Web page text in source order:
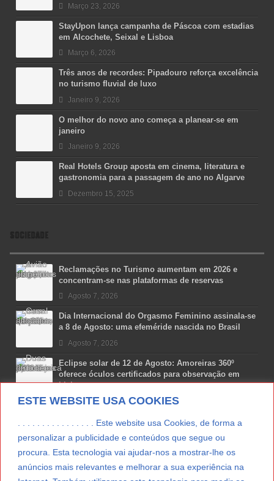
ESTE WEBSITE USA COOKIES
. . . . . . . . . . . . . . . . Este website usa Cookies, de forma a
personalizar a publicidade e conteúdos que segue ou
procura. Esta tecnologia vai ajudar-nos a mostrar-lhe os
anúncios mais relevantes e melhorar a sua experiência na
Março 23, 2026
StayUpon lança campanha de Páscoa com estadias
em Alcochete, Seixal e Lisboa
Março 6, 2026
Três anos de recordes: Pipadouro reforça excelência
no turismo fluvial de luxo
Janeiro 9, 2026
O melhor do novo ano começa a planear-se em
janeiro
Janeiro 9, 2026
Real Hotels Group aposta em cinema, literatura e
gastronomia para a passagem de ano no Algarve
Dezembro 15, 2025
SOCIEDADE
Reclamações no Turismo aumentam em 2026 e
concentram-se nas plataformas de reservas
Agosto 7, 2026
Dia Internacional do Orgasmo Feminino assinala-se
a 8 de Agosto: uma efeméride nascida no Brasil
Agosto 7, 2026
Eclipse solar de 12 de Agosto: Amoreiras 360º
oferece óculos certificados para observação em
Lisboa
Agosto 7, 2026
Lua Afonso vence prémio internacional de liderança
Agosto 7, 2026
Preparar o carro para as férias de Verão